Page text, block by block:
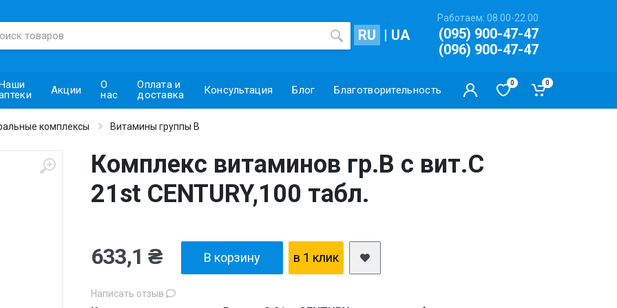
RU | UA
Работаем: 08.00-22.00
(095) 900-47-47
(096) 900-47-47
Акции
О
нас
Оплата и
доставка
Консультация Блог Благотворительность
0 0
комплексы Витамины группы В
Комплекс витаминов гр.В с вит.С
21st CENTURY,100 табл.
Написать отзыв
633,1 ₴ В корзину в 1 клик